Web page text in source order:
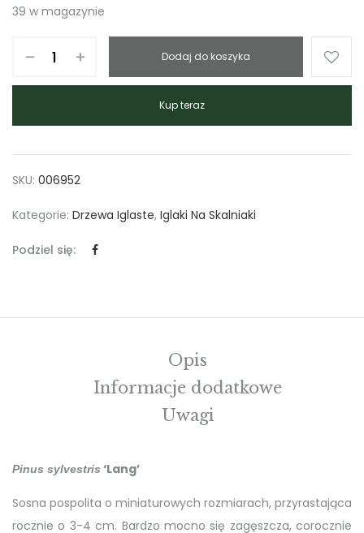
39 w magazynie
Dodaj do koszyka
Kup teraz
SKU: 006952
Kategorie: Drzewa Iglaste, Iglaki Na Skalniaki
Podziel się:
Opis
Informacje dodatkowe
Uwagi
Pinus sylvestris ‘Lang’
Sosna pospolita o miniaturowych rozmiarach, przyrastająca
rocznie o 3-4 cm. Bardzo mocno się zagęszcza, corocznie